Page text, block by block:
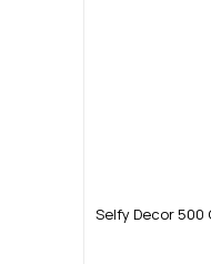
Selfy Decor 500